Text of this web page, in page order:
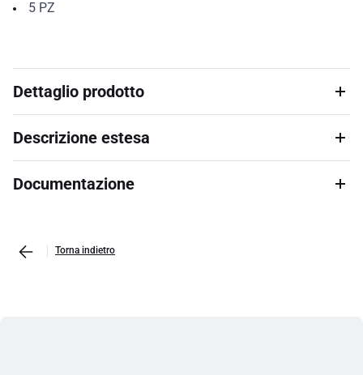
5 PZ
Dettaglio prodotto
Descrizione estesa
Documentazione
Torna indietro